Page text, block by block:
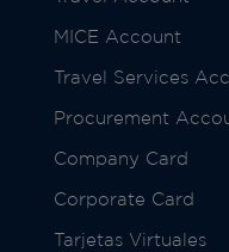
MICE Account
Travel Services
Procurement
Company Card
Corporate Card
Tarjetas Virtuales